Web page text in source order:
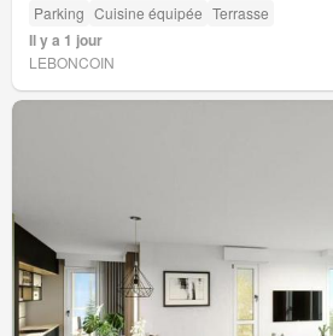
Parking Cuisine équipée Terrasse
Il y a 1 jour
LEBONCOIN